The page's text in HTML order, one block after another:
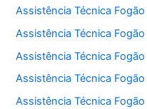
Assistência Técnica
Assistência Técnica Fogão
Assistência Técnica
Assistência Técnica Fogão
Assistência Técnica